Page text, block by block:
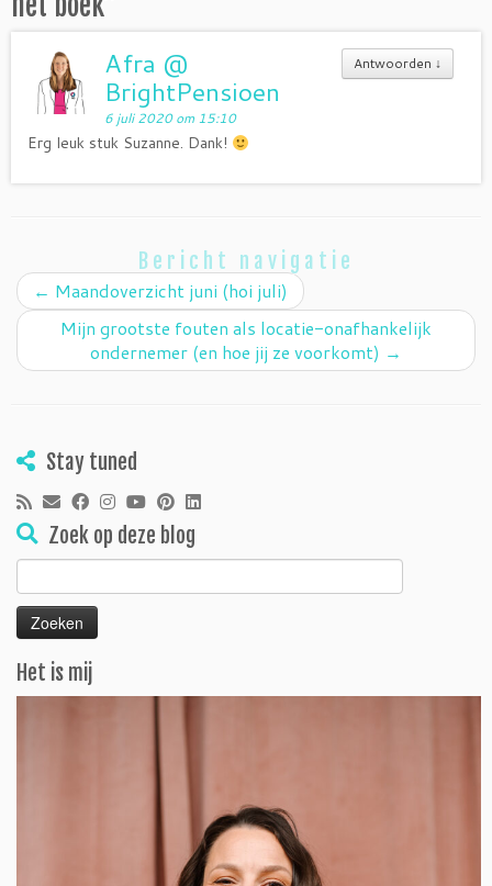
Antwoorden ↓
Afra @
BrightPensioen
6 juli 2020 om 15:10
Erg leuk stuk Suzanne. Dank!
Bericht navigatie
← Maandoverzicht juni (hoi juli)
Mijn grootste fouten als locatie-onafhankelijk
ondernemer (en hoe jij ze voorkomt) →
Stay tuned
Zoek op deze blog
naar:
Het is mij